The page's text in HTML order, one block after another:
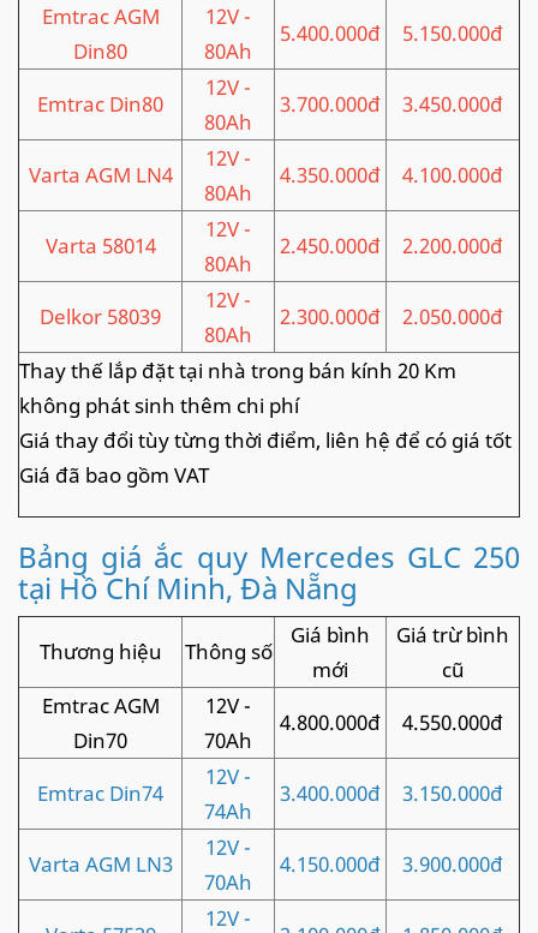
Emtrac AGM
Din80
12V -
80Ah
5.400.000đ 5.150.000đ
Emtrac Din80
12V -
80Ah
3.700.000đ 3.450.000đ
Varta AGM LN4
12V -
80Ah
4.350.000đ 4.100.000đ
Varta 58014
12V -
80Ah
2.450.000đ 2.200.000đ
Delkor 58039
12V -
80Ah
2.300.000đ
2.050.000đ
Thay thế lắp đặt tại nhà trong bán kính 20 Km
không phát sinh thêm chi phí
Giá thay đổi tùy từng thời điểm, liên hệ để có giá tốt
Giá đã bao gồm VAT
Bảng giá ắc quy Mercedes GLC 250
tại Hồ Chí Minh, Đà Nẵng
Thương hiệu Thông số
Giá bình
mới
Giá trừ bình
cũ
Emtrac AGM
Din70
12V -
70Ah
4.800.000đ 4.550.000đ
Emtrac Din74
12V -
74Ah
3.400.000đ 3.150.000đ
Varta AGM LN3
12V -
70Ah
4.150.000đ 3.900.000đ
12V -